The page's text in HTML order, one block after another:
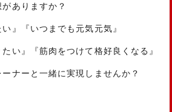
ありますか？
』『いつまでも元気元気』
たい』『筋肉をつけて格好良くなる』
ナーと一緒に実現しませんか？